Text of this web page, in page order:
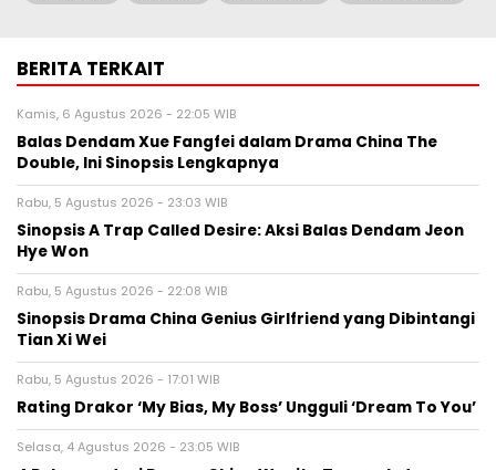
BERITA TERKAIT
Kamis, 6 Agustus 2026 - 22:05 WIB
Balas Dendam Xue Fangfei dalam Drama China The
Double, Ini Sinopsis Lengkapnya
Rabu, 5 Agustus 2026 - 23:03 WIB
Sinopsis A Trap Called Desire: Aksi Balas Dendam Jeon
Hye Won
Rabu, 5 Agustus 2026 - 22:08 WIB
Sinopsis Drama China Genius Girlfriend yang Dibintangi
Tian Xi Wei
Rabu, 5 Agustus 2026 - 17:01 WIB
Rating Drakor ‘My Bias, My Boss’ Ungguli ‘Dream To You’
Selasa, 4 Agustus 2026 - 23:05 WIB